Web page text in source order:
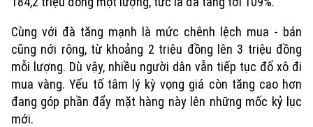
Cùng với đà tăng mạnh là mức chênh lệch mua - bán
cũng nới rộng, từ khoảng 2 triệu đồng lên 3 triệu đồng
mỗi lượng. Dù vậy, nhiều người dân vẫn tiếp tục đổ xô đi
mua vàng. Yếu tố tâm lý kỳ vọng giá còn tăng cao hơn
đang góp phần đẩy mặt hàng này lên những mốc kỷ lục
mới.